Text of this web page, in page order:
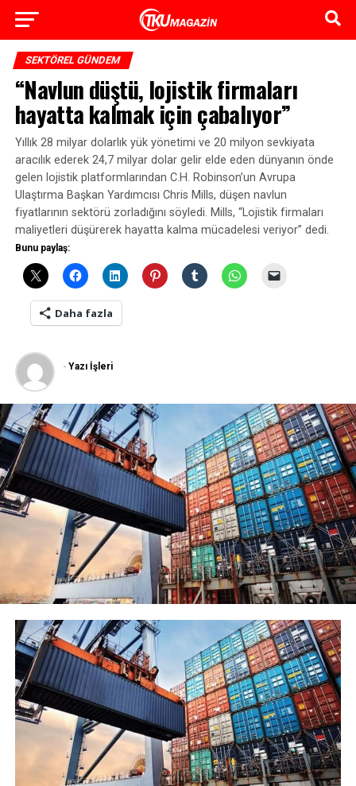
SEKTÖREL GÜNDEM
“Navlun düştü, lojistik firmaları
hayatta kalmak için çabalıyor”
Yıllık 28 milyar dolarlık yük yönetimi ve 20 milyon sevkiyata
aracılık ederek 24,7 milyar dolar gelir elde eden dünyanın önde
gelen lojistik platformlarından C.H. Robinson’un Avrupa
Ulaştırma Başkan Yardımcısı Chris Mills, düşen navlun
fiyatlarının sektörü zorladığını söyledi. Mills, “Lojistik firmaları
maliyetleri düşürerek hayatta kalma mücadelesi veriyor” dedi.
Bunu paylaş:
Daha fazla
- Yazı İşleri